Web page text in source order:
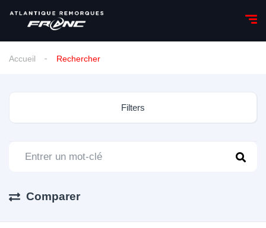
Accueil Rechercher
Filters
Comparer